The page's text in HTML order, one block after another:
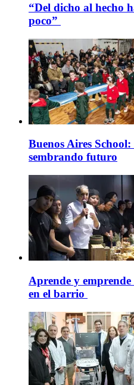
“Del dicho al hecho
poco”
Buenos Aires
sembrando futuro
Aprende y
en el barrio